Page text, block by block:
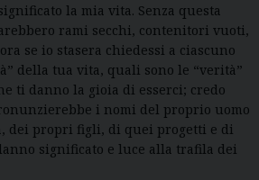
la mia vita. Senza questa
rami secchi, contenitori vuoti,
se io stasera chiedessi a ciascuno
della tua vita, quali sono le “verità”
ti danno la gioia di esserci; credo
i nomi del proprio uomo
dei propri figli, di quei progetti e di
significato e luce alla trafila dei